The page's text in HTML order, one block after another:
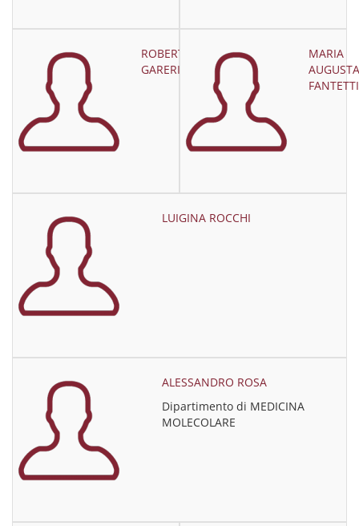
ROBERTA
GARERI
MARIA
AUGUSTA
FANTETTI
LUIGINA ROCCHI
ALESSANDRO ROSA
Dipartimento di MEDICINA
MOLECOLARE